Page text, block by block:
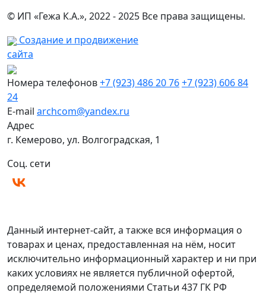
© ИП «Гежа К.А.», 2022 - 2025 Все права защищены.
Создание и продвижение
сайта
Номера телефонов+7 (923) 486 20 76+7 (923) 606 84
24
E-mail archcom@yandex.ru
Адрес
г. Кемерово, ул. Волгоградская, 1
Соц. сети
Данный интернет-сайт, а также вся информация о
товарах и ценах, предоставленная на нём, носит
исключительно информационный характер и ни при
каких условиях не является публичной офертой,
определяемой положениями Статьи 437 ГК РФ